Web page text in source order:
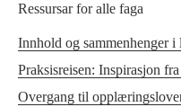
Ressursar for alle faga
Innhold og sammenhenger
Praksisreisen: Inspirasjon
Overgang til